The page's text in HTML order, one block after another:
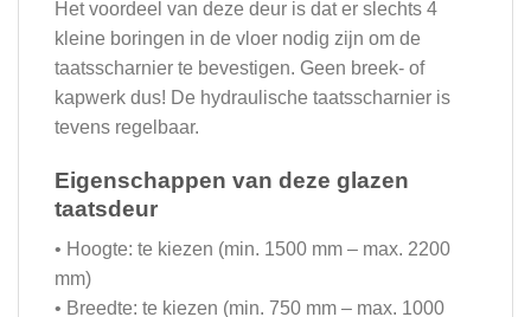
Het voordeel van deze deur is dat er slechts 4
kleine boringen in de vloer nodig zijn om de
taatsscharnier te bevestigen. Geen breek- of
kapwerk dus! De hydraulische taatsscharnier is
tevens regelbaar.
Eigenschappen van deze glazen
taatsdeur
• Hoogte: te kiezen (min. 1500 mm – max. 2200
mm)
• Breedte: te kiezen (min. 750 mm – max. 1000